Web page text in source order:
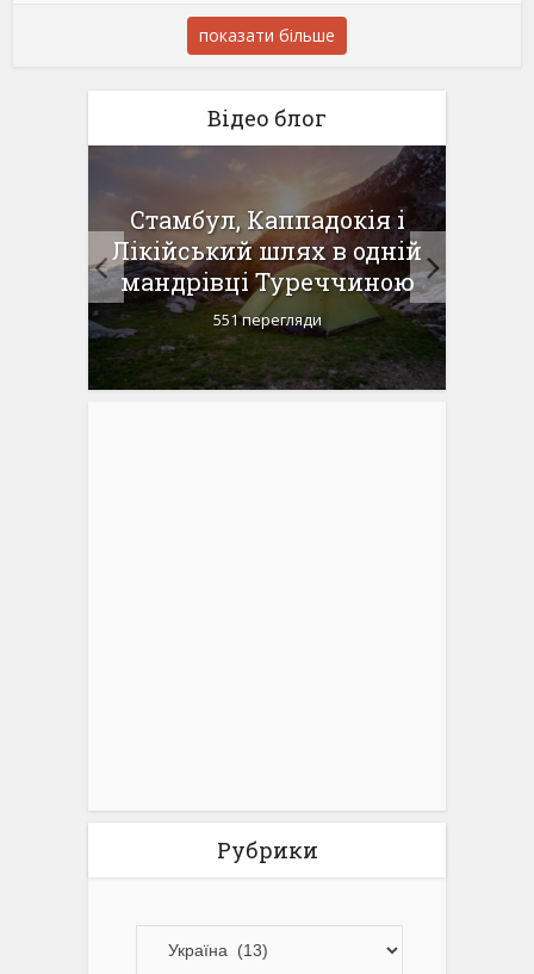
показати більше
Відео блог
Стамбул, Каппадокія і
Лікійський шлях в одній
мандрівці Туреччиною
551 перегляди
Рубрики